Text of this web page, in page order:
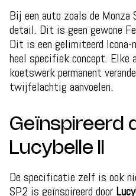
Bij een auto zoals de
detail. Dit is geen gewone
Dit is een gelimiteerd Icona-
heel specifiek concept. Elke
koetswerk permanent
twijfelachtig aanvoelen.
Geïnspireerd
Lucybelle II
De specificatie zelf is ook
SP2 is geïnspireerd door